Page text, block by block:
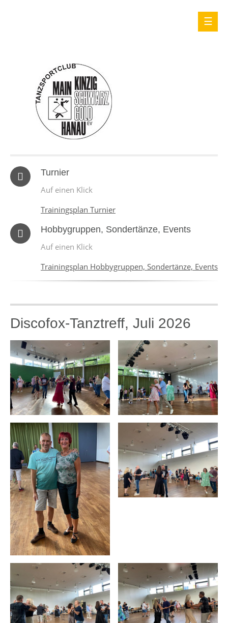
Turnier
Auf einen Klick
Trainingsplan Turnier
Hobbygruppen, Sondertänze, Events
Auf einen Klick
Trainingsplan Hobbygruppen, Sondertänze, Events
Discofox-Tanztreff, Juli 2026